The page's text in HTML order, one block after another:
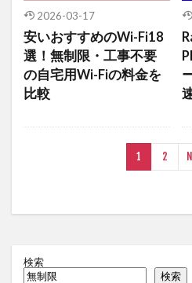
2026-03-17
安いおすすめのWi-Fi18
選！無制限・工事不要
の自宅用Wi-Fiの料金を
比較
1 2
検索
検索